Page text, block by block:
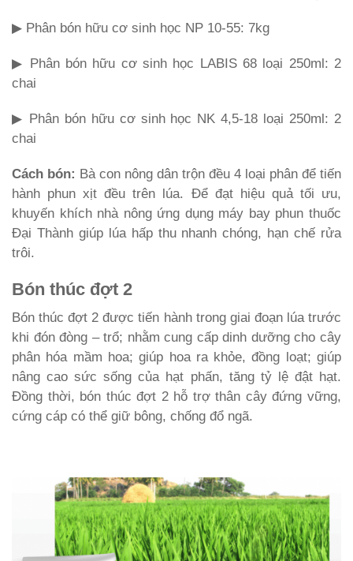
▶ Phân bón hữu cơ sinh học NP 10-55: 7kg
▶ Phân bón hữu cơ sinh học LABIS 68 loại 250ml: 2
chai
▶ Phân bón hữu cơ sinh học NK 4,5-18 loại 250ml: 2
chai
Cách bón: Bà con nông dân trộn đều 4 loại phân để tiến
hành phun xịt đều trên lúa. Để đạt hiệu quả tối ưu,
khuyến khích nhà nông ứng dụng máy bay phun thuốc
Đại Thành giúp lúa hấp thu nhanh chóng, hạn chế rửa
trôi.
Bón thúc đợt 2
Bón thúc đợt 2 được tiến hành trong giai đoạn lúa trước
khi đón đòng – trổ; nhằm cung cấp dinh dưỡng cho cây
phân hóa mầm hoa; giúp hoa ra khỏe, đồng loạt; giúp
nâng cao sức sống của hạt phấn, tăng tỷ lệ đật hạt.
Đồng thời, bón thúc đợt 2 hỗ trợ thân cây đứng vững,
cứng cáp có thể giữ bông, chống đổ ngã.